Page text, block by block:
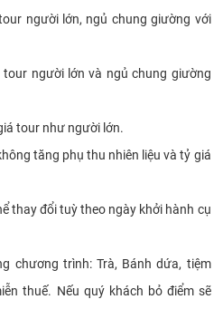
người lớn, ngủ chung giường với
tour người lớn và ngủ chung giường
tour như người lớn.
tăng phụ thu nhiên liệu và tỷ giá
thay đổi tuỳ theo ngày khởi hành cụ
chương trình: Trà, Bánh dứa, tiệm
thuế. Nếu quý khách bỏ điểm sẽ